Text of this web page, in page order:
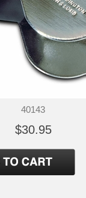
40143
$30.95